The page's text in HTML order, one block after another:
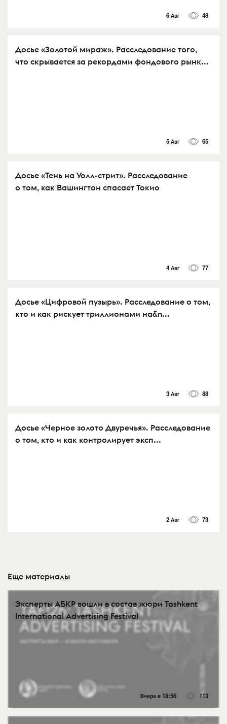
6 Авг 48
Досье «Золотой мираж». Расследование того,
что скрывается за рекордами фондового рынк...
5 Авг 65
Досье «Тень на Уолл-стрит». Расследование
о том, как Вашингтон спасает Токио
4 Авг 77
Досье «Цифровой пузырь». Расследование о том,
кто и как рискует триллионами на&n...
3 Авг 88
Досье «Черное золото Двуречья». Расследование
о том, кто и как контролирует эксп...
2 Авг 73
Еще материалы
Эксперты АБКР вошли в состав жюри Tashkent
International Advertising Festival
Вчера в 18:56 113